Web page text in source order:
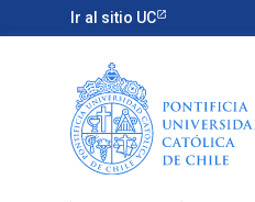
Ir al sitio UC